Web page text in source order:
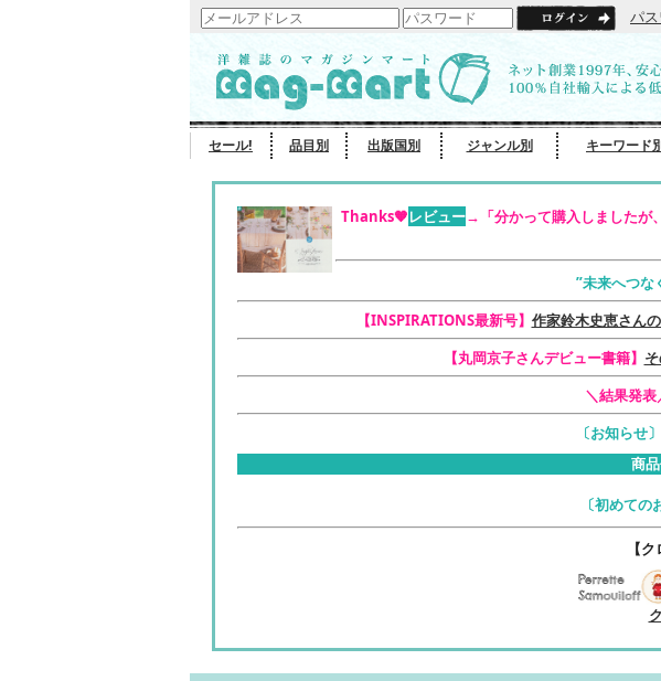
パ
セール! 品目別 出版国別 ジャンル別 キーワード
Thanks🧡レビュー→「分かって購入しましたが
”未来へつな
【INSPIRATIONS最新号】 作家鈴木史恵さん
【丸岡京子さんデビュー書籍】
＼結果発表
〔お知らせ
商
〔初めての
【